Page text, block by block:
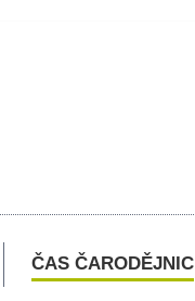
ČAS ČARODĚJNIC